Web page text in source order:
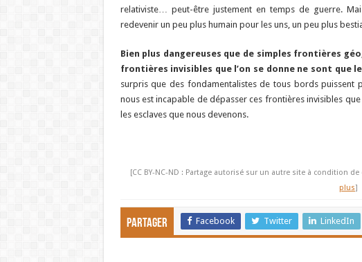
relativiste… peut-être justement en temps de guerre.
redevenir un peu plus humain pour les uns, un peu plus
Bien plus dangereuses que de simples frontières
frontières invisibles que l’on se donne ne sont que
surpris que des fondamentalistes de tous bords
nous est incapable de dépasser ces frontières invisibles
les esclaves que nous devenons.
[CC BY-NC-ND : Partage autorisé sur un autre site à condition
plus]
Partager Facebook Twitter LinkedIn